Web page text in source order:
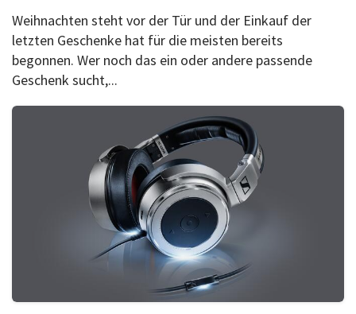
Weihnachten steht vor der Tür und der Einkauf der
letzten Geschenke hat für die meisten bereits
begonnen. Wer noch das ein oder andere passende
Geschenk sucht,...